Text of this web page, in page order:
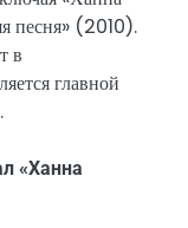
песня» (2010).
в
главной
«Ханна